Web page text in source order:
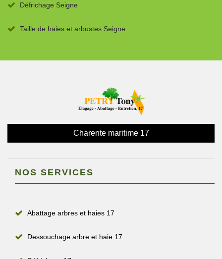
Défrichage Seigne
Taille de haies et arbustes Seigne
Charente maritime 17
NOS SERVICES
Abattage arbres et haies 17
Dessouchage arbre et haie 17